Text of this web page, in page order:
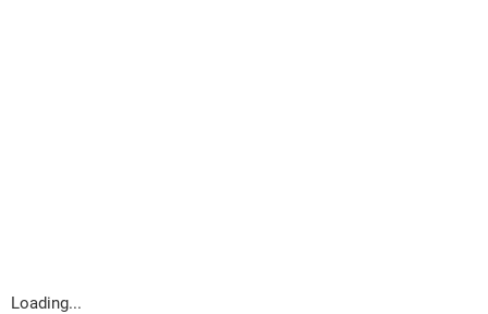
Loading...